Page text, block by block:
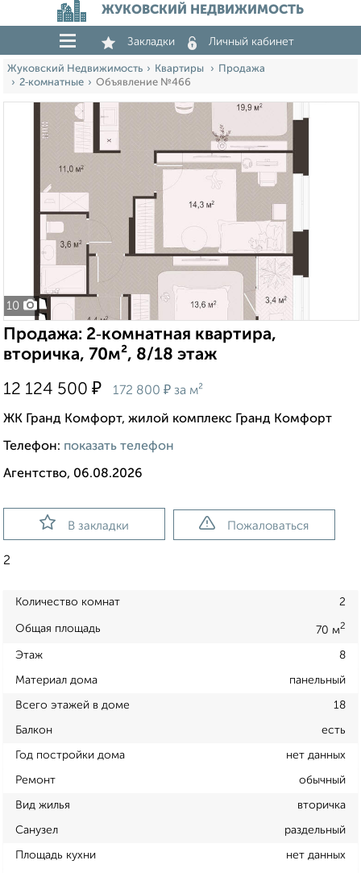
ЖУКОВСКИЙ НЕДВИЖИМОСТЬ
Закладки Личный кабинет
Жуковский Недвижимость Квартиры
Продажа
2‑комнатные
Объявление №466
10
Продажа: 2‑комнатная квартира,
вторичка, 70м², 8/18 этаж
12 124 500 ₽ 172 800 ₽ за м²
ЖК Гранд Комфорт, жилой комплекс Гранд Комфорт
Телефон: показать телефон
Агентство, 06.08.2026
В закладки Пожаловаться
2
Количество комнат 2
Общая площадь 70 м2
Этаж 8
Материал дома панельный
Всего этажей в доме 18
Балкон есть
Год постройки дома нет данных
Ремонт обычный
Вид жилья вторичка
Санузел раздельный
Площадь кухни нет данных